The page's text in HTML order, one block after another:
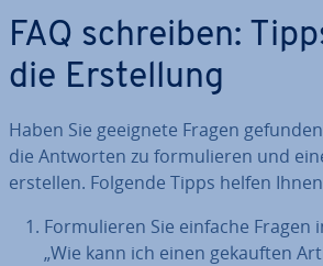
FAQ schreiben:
die Er­stel­lung
Haben Sie geeignete Fragen
die Antworten zu for­mu­lie­ren und
erstellen. Folgende Tipps helfen
For­mu­lie­ren Sie einfache Fragen
„Wie kann ich einen gekauften